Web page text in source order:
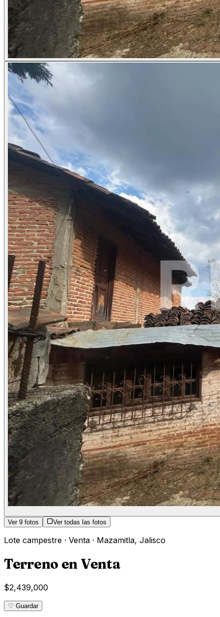
Ver 9 fotos Ver todas las fotos
Lote campestre · Venta · Mazamitla, Jalisco
Terreno en Venta
$2,439,000
♡ Guardar